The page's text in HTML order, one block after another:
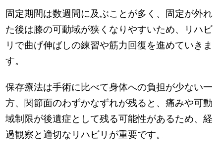
固定期間は数週間に及ぶことが多く、固定が外れ
た後は膝の可動域が狭くなりやすいため、リハビ
リで曲げ伸ばしの練習や筋力回復を進めていきま
す。
保存療法は手術に比べて身体への負担が少ない一
方、関節面のわずかなずれが残ると、痛みや可動
域制限が後遺症として残る可能性があるため、経
過観察と適切なリハビリが重要です。